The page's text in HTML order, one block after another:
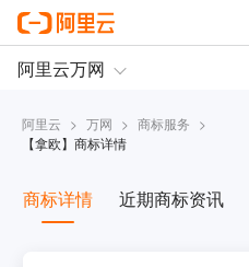
阿里云 > 万网 > 商标服务 >
【拿欧】商标详情
商标详情 近期商标资讯